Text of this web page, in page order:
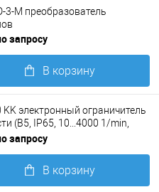
3-M преобразователь
запросу
В корзину
KK электронный ограничитель
(B5, IP65, 10...4000 1/min,
2...30 VDC)
запросу
В корзину